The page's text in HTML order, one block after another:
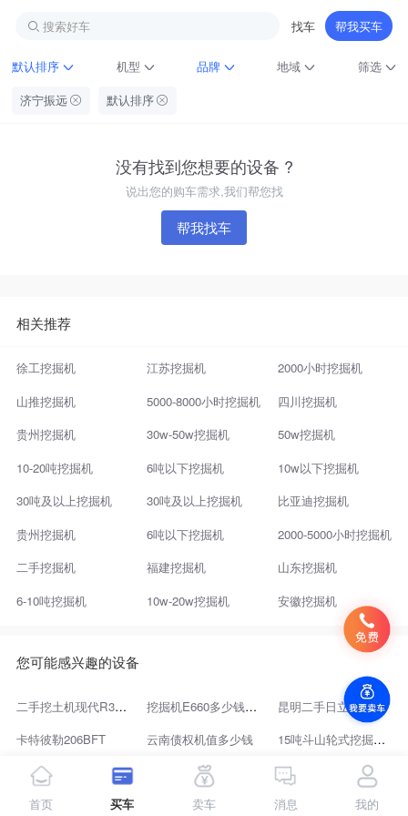
搜索好车 找车 帮我买车
默认排序 机型 品牌 地域
筛选
济宁振远
默认排序
没有找到您想要的设备 ?
说出您的购车需求,我们帮您找
帮我找车
相关推荐
徐工挖掘机 江苏挖掘机
2000小时挖掘机
山推挖掘机
5000-8000小时挖掘机
四川挖掘机
贵州挖掘机
30w-50w挖掘机
50w挖掘机
10-20吨挖掘机
6吨以下挖掘机
10w以下挖掘机
30吨及以上挖掘机
30吨及以上挖掘机
比亚迪挖掘机
贵州挖掘机
6吨以下挖掘机
2000-5000小时挖掘机
二手挖掘机
福建挖掘机
山东挖掘机
6-10吨挖掘机
10w-20w挖掘机 安徽挖掘机
您可能感兴趣的设备
二手挖土机现代R305LC-7一般多少钱 挖掘机E660多少钱一台
昆明二手日立120
卡特彼勒206BFT
云南债权机值多少钱
15吨斗山轮式挖掘机价格
东湖泰安现代重工
个人湘潭旋挖钻值多少钱
私人2手30吨挖土机价格
徐州58同城旧挖车
首页 买车 卖车 消息 我的